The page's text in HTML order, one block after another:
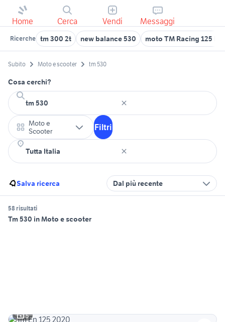
Home Cerca Vendi Messaggi
Ricerche tm 300 2t new balance 530 moto TM Racing 125
Subito Moto e scooter tm 530
Cosa cerchi?
Moto e
Scooter
Filtri
Salva ricerca Dal più recente
58 risultati
Tm 530 in Moto e scooter
5